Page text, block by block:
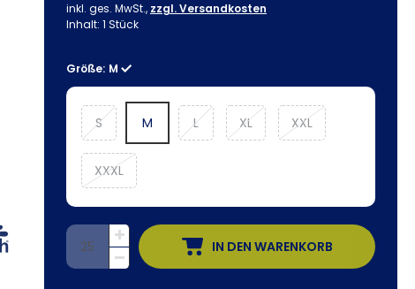
inkl. ges. MwSt., zzgl. Versandkosten
Inhalt: 1 Stück
Größe: M
S M L XL XXL
XXXL
IN DEN WARENKORB